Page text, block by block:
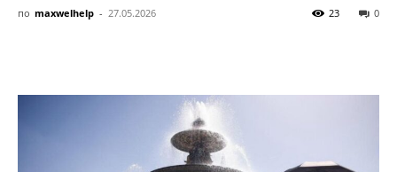
по maxwelhelp - 27.05.2026 0
23